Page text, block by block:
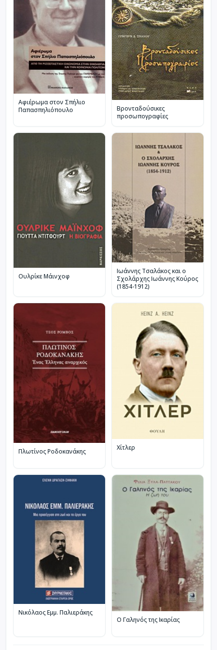
Αφιέρωμα στον Σπήλιο
Παπασπηλιόπουλο
Βρονταδούσικες
προσωπογραφίες
Ουλρίκε Μάινχοφ
Ιωάννης Τσαλάκος και ο
Σχολάρχης Ιωάννης Κούρος
(1854-1912)
Πλωτίνος Ροδοκανάκης Χίτλερ
Νικόλαος Εμμ. Παλιεράκης
Ο Γαληνός της Ικαρίας